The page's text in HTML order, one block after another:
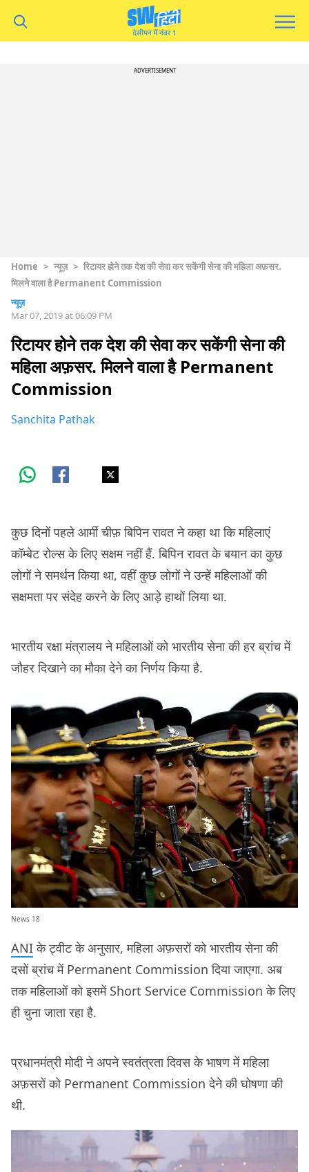
ADVERTISEMENT
Home > न्यूज़ > रिटायर होने तक देश की सेवा कर सकेंगी सेना की महिला अफ़सर.
मिलने वाला है Permanent Commission
न्यूज़
Mar 07, 2019 at 06:09 PM
रिटायर होने तक देश की सेवा कर सकेंगी सेना की
महिला अफ़सर. मिलने वाला है Permanent
Commission
Sanchita Pathak
कुछ दिनों पहले आर्मी चीफ़ बिपिन रावत ने कहा था कि महिलाएं
कॉम्बेट रोल्स के लिए सक्षम नहीं हैं. बिपिन रावत के बयान का कुछ
लोगों ने समर्थन किया था, वहीं कुछ लोगों ने उन्हें महिलाओं की
सक्षमता पर संदेह करने के लिए आड़े हाथों लिया था.
भारतीय रक्षा मंत्रालय ने महिलाओं को भारतीय सेना की हर ब्रांच में
जौहर दिखाने का मौका देने का निर्णय किया है.
News 18
ANIके ट्वीट के अनुसार, महिला अफ़सरों को भारतीय सेना की
दसों ब्रांच में Permanent Commission दिया जाएगा. अब
तक महिलाओं को इसमें Short Service Commission के लिए
ही चुना जाता रहा है.
प्रधानमंत्री मोदी ने अपने स्वतंत्रता दिवस के भाषण में महिला
अफ़सरों को Permanent Commission देने की घोषणा की
थी.